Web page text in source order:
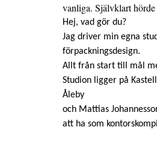
vanliga. Självklart
Hej, vad gör du?
Jag driver min egna
förpackningsdesign.
Allt från start till mål
Studion ligger på
Åleby
och Mattias
att ha som